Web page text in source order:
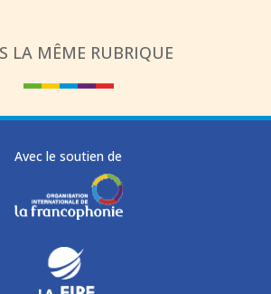
LA MÊME RUBRIQUE
Avec le soutien de